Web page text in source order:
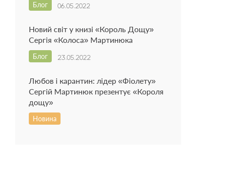
06.05.2022
Блог
Новий світ у книзі «Король Дощу»
Сергія «Колоса» Мартинюка
23.05.2022
Блог
Любов і карантин: лідер «Фіолету»
Сергій Мартинюк презентує «Короля
дощу»
Новина